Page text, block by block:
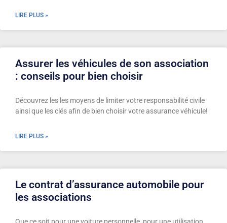
LIRE PLUS »
Assurer les véhicules de son association
: conseils pour bien choisir
Découvrez les les moyens de limiter votre responsabilité civile
ainsi que les clés afin de bien choisir votre assurance véhicule!
LIRE PLUS »
Le contrat d’assurance automobile pour
les associations